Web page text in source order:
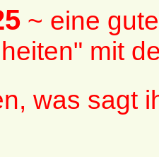
~ eine
mit
was sagt